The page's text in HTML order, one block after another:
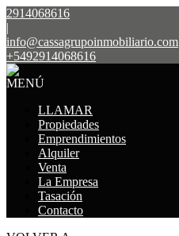
2914068616
|
info@cassagrupoinmobiliario.com
+5492914068616
MENÚ
LLAMAR
Propiedades
Emprendimientos
Alquiler
Venta
La Empresa
Tasación
Contacto